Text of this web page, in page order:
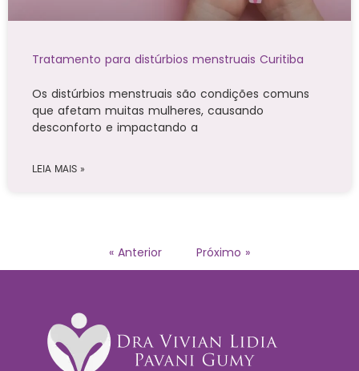
Tratamento para distúrbios menstruais Curitiba
Os distúrbios menstruais são condições comuns
que afetam muitas mulheres, causando
desconforto e impactando a
LEIA MAIS »
« Anterior Próximo »